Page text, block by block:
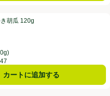
胡瓜 120g
カートに追加する